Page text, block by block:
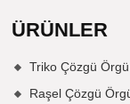
ÜRÜNLER
Triko Çözgü Örgü
Raşel Çözgü